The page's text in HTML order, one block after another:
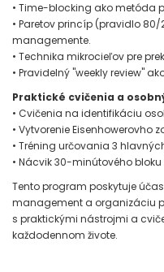
• Time-blocking ako metóda
• Paretov princíp (pravidlo
managemente.
• Technika mikrocieľov pre
• Pravidelný "weekly review"
Praktické cvičenia a
• Cvičenia na identifikáciu
• Vytvorenie Eisenhowerovho
• Tréning určovania 3
• Nácvik 30-minútového bloku
Tento program poskytuje
management a organizáciu
s praktickými nástrojmi a
každodennom živote.